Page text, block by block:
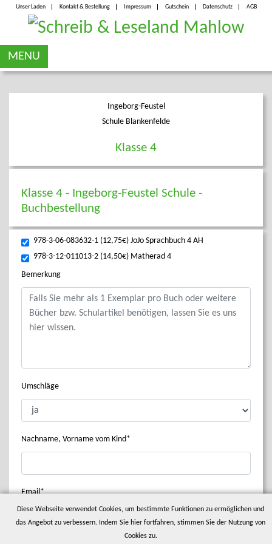
Unser Laden Kontakt & Bestellung Impressum Gutschein Datenschutz AGB
MENU
Ingeborg-Feustel
Schule Blankenfelde
Klasse 4
Klasse 4 - Ingeborg-Feustel Schule -
Buchbestellung
978-3-06-083632-1 (12,75€) JoJo Sprachbuch 4 AH
978-3-12-011013-2 (14,50€) Matherad 4
Bemerkung
Umschläge
Nachname, Vorname vom Kind
Email
Diese Webseite verwendet Cookies, um bestimmte Funktionen zu ermöglichen und
das Angebot zu verbessern. Indem Sie hier fortfahren, stimmen Sie der Nutzung von
Cookies zu.